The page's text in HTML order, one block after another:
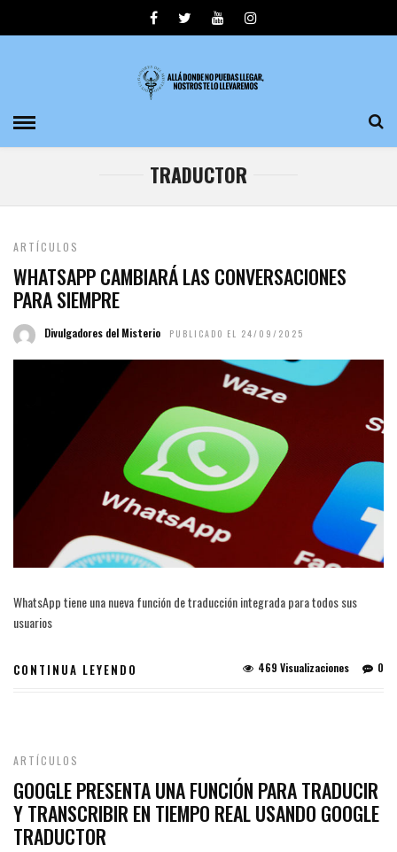
TRADUCTOR
ARTÍCULOS
WHATSAPP CAMBIARÁ LAS CONVERSACIONES
PARA SIEMPRE
Divulgadores del Misterio PUBLICADO EL 24/09/2025
WhatsApp tiene una nueva función de traducción integrada para todos sus
usuarios
CONTINUA LEYENDO 0
469 Visualizaciones
ARTÍCULOS
GOOGLE PRESENTA UNA FUNCIÓN PARA TRADUCIR
Y TRANSCRIBIR EN TIEMPO REAL USANDO GOOGLE
TRADUCTOR